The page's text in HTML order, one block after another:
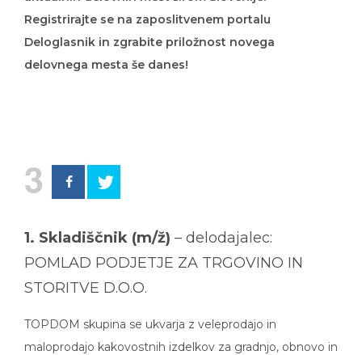
Registrirajte se na zaposlitvenem portalu
Deloglasnik in zgrabite priložnost novega
delovnega mesta še danes!
3
1. Skladiščnik (m/ž) – delodajalec:
POMLAD PODJETJE ZA TRGOVINO IN
STORITVE D.O.O.
TOPDOM skupina se ukvarja z veleprodajo in
maloprodajo kakovostnih izdelkov za gradnjo, obnovo in